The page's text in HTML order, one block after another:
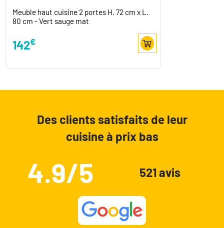
Meuble haut cuisine 2 portes H. 72 cm x L.
80 cm - Vert sauge mat
142€
Des clients satisfaits de leur
cuisine à prix bas
4.9/5 521 avis